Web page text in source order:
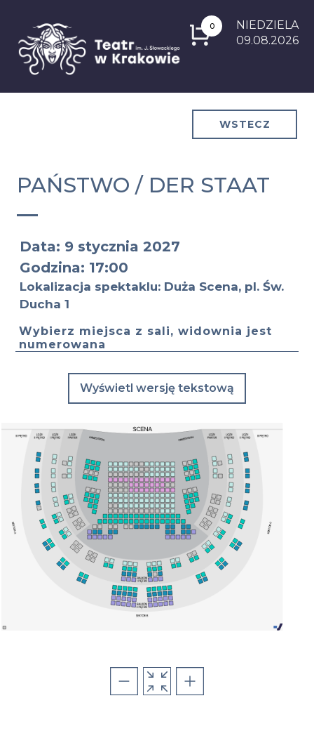
0
NIEDZIELA
09.08.2026
WSTECZ
PAŃSTWO / DER STAAT
Data: 9 stycznia 2027
Godzina: 17:00
Lokalizacja spektaklu: Duża Scena, pl. Św.
Ducha 1
Wybierz miejsca z sali, widownia jest
numerowana
Wyświetl wersję tekstową